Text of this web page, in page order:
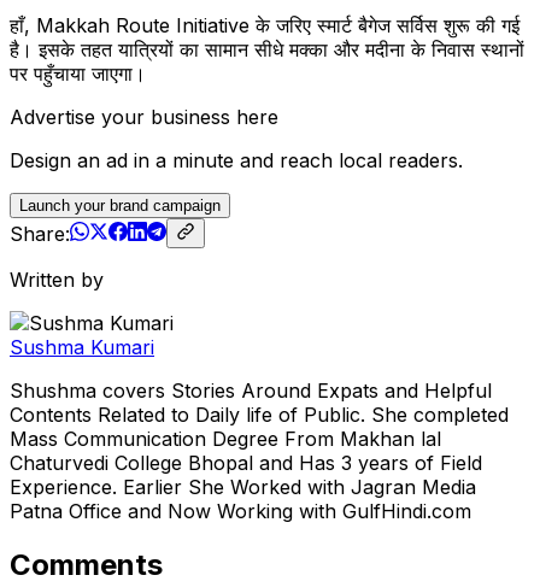
हाँ, Makkah Route Initiative के जरिए स्मार्ट बैगेज सर्विस शुरू की गई
है। इसके तहत यात्रियों का सामान सीधे मक्का और मदीना के निवास स्थानों
पर पहुँचाया जाएगा।
Advertise your business here
Design an ad in a minute and reach local readers.
Launch your brand campaign
Share:
Written by
Sushma Kumari
Shushma covers Stories Around Expats and Helpful
Contents Related to Daily life of Public. She completed
Mass Communication Degree From Makhan lal
Chaturvedi College Bhopal and Has 3 years of Field
Experience. Earlier She Worked with Jagran Media
Patna Office and Now Working with GulfHindi.com
Comments